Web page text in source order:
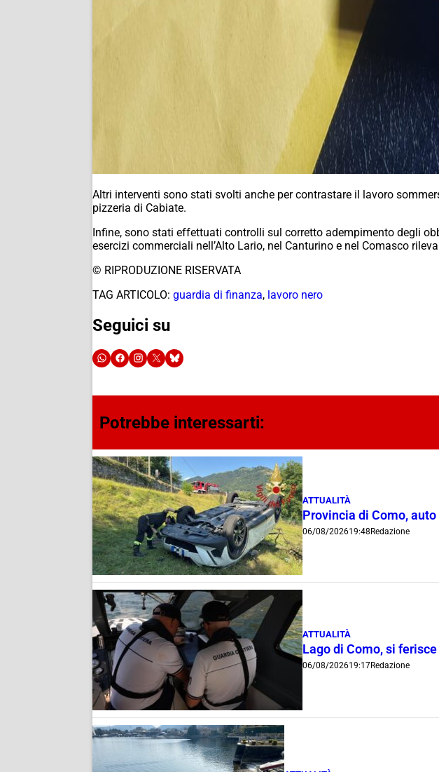
Altri interventi sono stati svolti anche per contrastare il lavoro
pizzeria di Cabiate.
Infine, sono stati effettuati controlli sul corretto adempimento degli
esercizi commerciali nell’Alto Lario, nel Canturino e nel Comasco
© RIPRODUZIONE RISERVATA
TAG ARTICOLO: guardia di finanza, lavoro nero
Seguici su
Potrebbe interessarti:
ATTUALITÀ
Provincia di Como,
06/08/202619:48 Redazione
ATTUALITÀ
Lago di Como, si
06/08/202619:17Redazione